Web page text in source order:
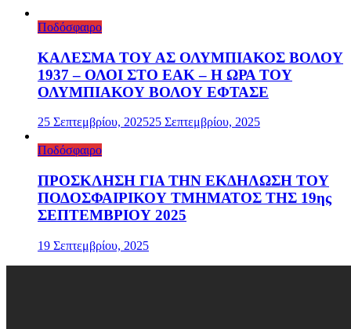
Ποδόσφαιρο
ΚΑΛΕΣΜΑ ΤΟΥ ΑΣ ΟΛΥΜΠΙΑΚΟΣ ΒΟΛΟΥ
1937 – ΟΛΟΙ ΣΤΟ ΕΑΚ – Η ΩΡΑ ΤΟΥ
ΟΛΥΜΠΙΑΚΟΥ ΒΟΛΟΥ ΕΦΤΑΣΕ
25 Σεπτεμβρίου, 202525 Σεπτεμβρίου, 2025
Ποδόσφαιρο
ΠΡΟΣΚΛΗΣΗ ΓΙΑ ΤΗΝ ΕΚΔΗΛΩΣΗ ΤΟΥ
ΠΟΔΟΣΦΑΙΡΙΚΟΥ ΤΜΗΜΑΤΟΣ ΤΗΣ 19ης
ΣΕΠΤΕΜΒΡΙΟΥ 2025
19 Σεπτεμβρίου, 2025